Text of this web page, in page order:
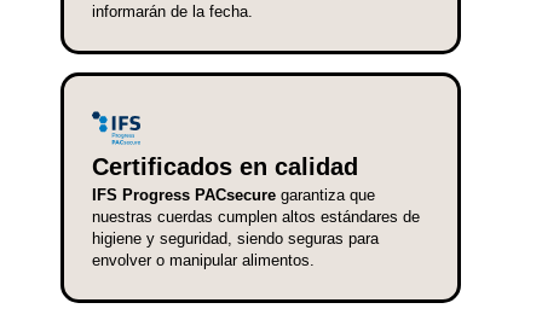
informarán de la fecha.
Certificados en calidad
IFS Progress PACsecure garantiza que
nuestras cuerdas cumplen altos estándares de
higiene y seguridad, siendo seguras para
envolver o manipular alimentos.